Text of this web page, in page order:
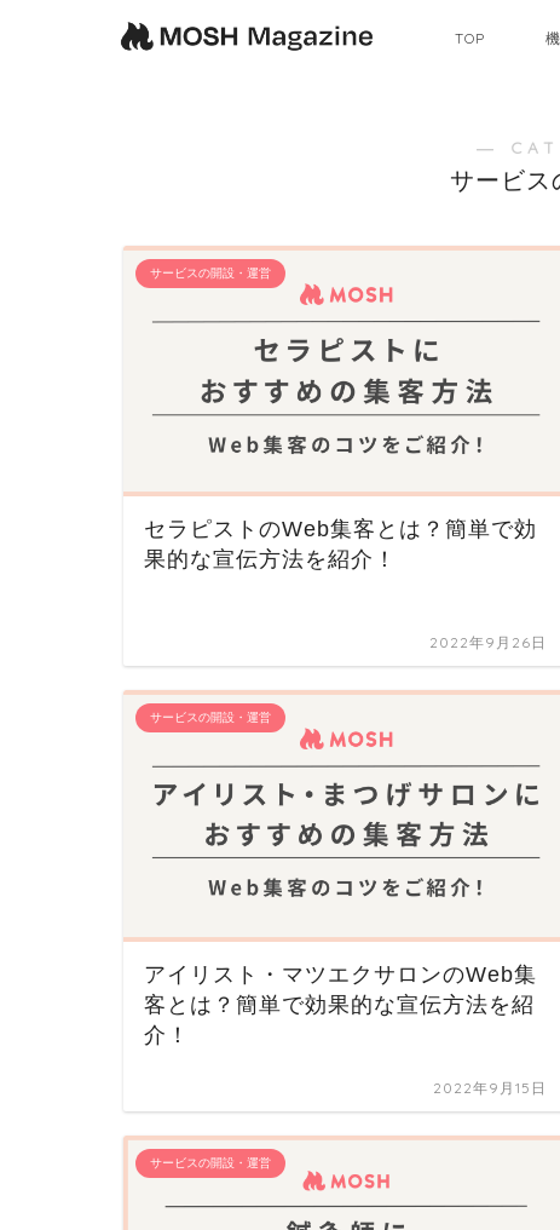
TOP
―
サービス
サービスの開設・運営
セラピストのWeb集客とは？簡単で効
果的な宣伝方法を紹介！
2022年9月26日
サービスの開設・運営
アイリスト・マツエクサロンのWeb集
客とは？簡単で効果的な宣伝方法を紹
介！
2022年9月15日
サービスの開設・運営